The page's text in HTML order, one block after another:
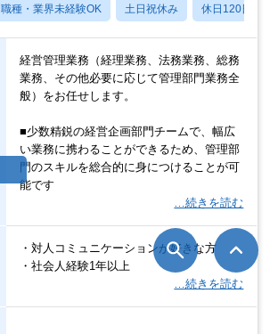
職種・業界未経験OK 土日祝休み 休日120日以上
経営管理業務（経理業務、法務業務、総務
業務、その他必要に応じて管理部門業務全
般）をお任せします。
■少数精鋭の経営企画部門チームで、幅広
い業務に携わることができるため、管理部
門のスキルを総合的に身につけることが可
能です
…続きを読む
・対人コミュニケーションが好きな方
・社会人経験1年以上
…続きを読む